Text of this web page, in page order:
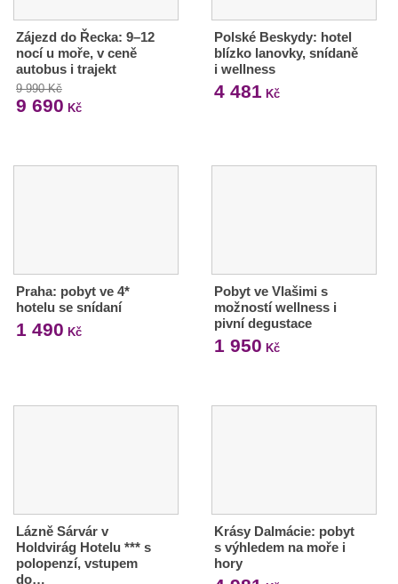
Zájezd do Řecka: 9–12
nocí u moře, v ceně
autobus i trajekt
9 990 Kč
9 690 Kč
Polské Beskydy: hotel
blízko lanovky, snídaně
i wellness
4 481 Kč
Praha: pobyt ve 4*
hotelu se snídaní
1 490 Kč
Pobyt ve Vlašimi s
možností wellness i
pivní degustace
1 950 Kč
Lázně Sárvár v
Holdvirág Hotelu *** s
polopenzí, vstupem
do…
Krásy Dalmácie: pobyt
s výhledem na moře i
hory